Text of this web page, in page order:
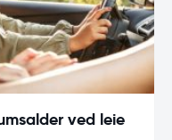
ved leie